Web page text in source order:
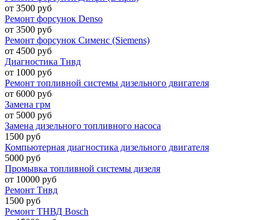
от 3500 руб
Ремонт форсунок Denso
от 3500 руб
Ремонт форсунок Сименс (Siemens)
от 4500 руб
Диагностика Тнвд
от 1000 руб
Ремонт топливной системы дизельного двигателя
от 6000 руб
Замена грм
от 5000 руб
Замена дизельного топливного насоса
1500 руб
Компьютерная диагностика дизельного двигателя
5000 руб
Промывка топливной системы дизеля
от 10000 руб
Ремонт Тнвд
1500 руб
Ремонт ТНВД Bosch